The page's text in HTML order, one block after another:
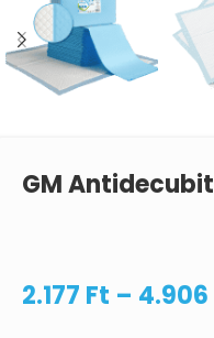
GM
2.177 Ft – 4.906